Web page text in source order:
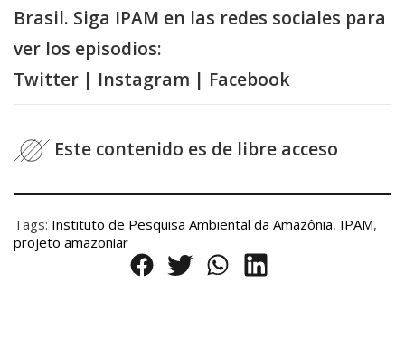
Brasil. Siga IPAM en las redes sociales para
ver los episodios:
Twitter | Instagram | Facebook
Este contenido es de libre acceso
Tags: Instituto de Pesquisa Ambiental da Amazônia, IPAM,
projeto amazoniar